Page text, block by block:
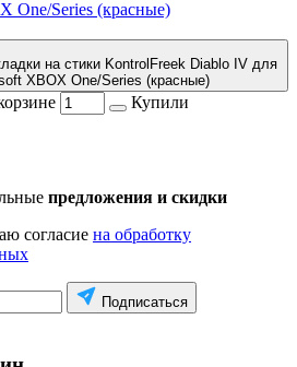
One/Series (красные)
на стики KontrolFreek Diablo IV для
XBOX One/Series (красные)
Купили
предложения и скидки
согласие на обработку
Подписаться